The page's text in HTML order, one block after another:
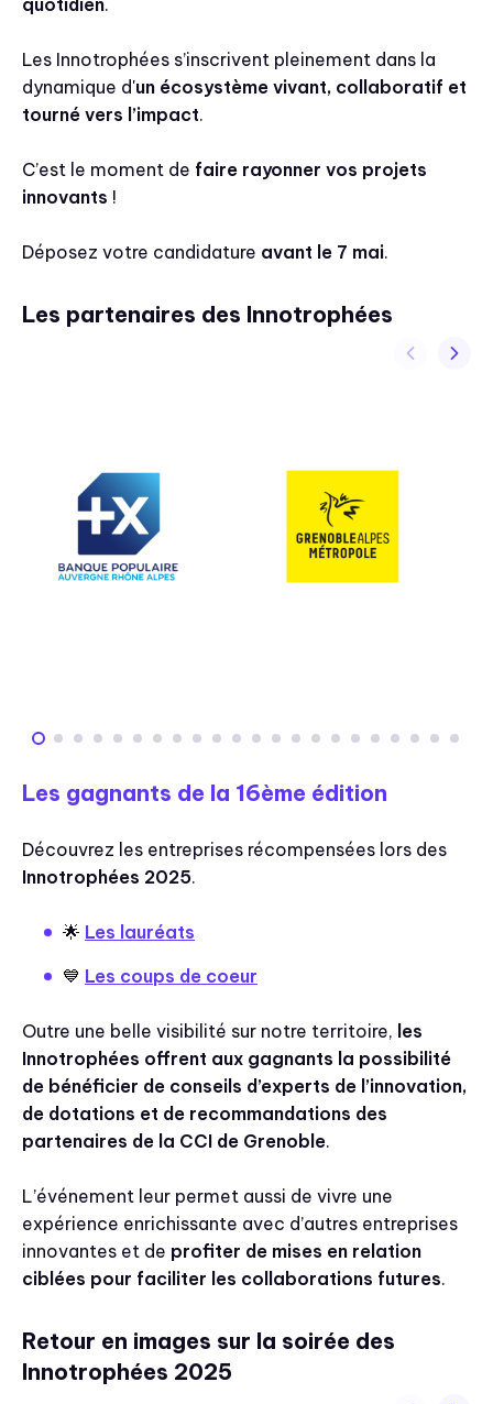
quotidien.
Les Innotrophées s’inscrivent pleinement dans la
dynamique d'un écosystème vivant, collaboratif et
tourné vers l’impact.
C’est le moment de faire rayonner vos projets
innovants !
Déposez votre candidature avant le 7 mai.
Les partenaires des Innotrophées
Les gagnants de la 16ème édition
Découvrez les entreprises récompensées lors des
Innotrophées 2025.
🌟 Les lauréats
💙 Les coups de coeur
Outre une belle visibilité sur notre territoire, les
Innotrophées offrent aux gagnants la possibilité
de bénéficier de conseils d’experts de l’innovation,
de dotations et de recommandations des
partenaires de la CCI de Grenoble.
L’événement leur permet aussi de vivre une
expérience enrichissante avec d’autres entreprises
innovantes et de profiter de mises en relation
ciblées pour faciliter les collaborations futures.
Retour en images sur la soirée des
Innotrophées 2025